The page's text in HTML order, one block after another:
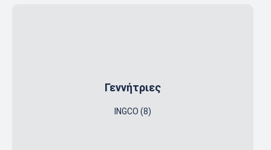
Γεννήτριες
INGCO (8)